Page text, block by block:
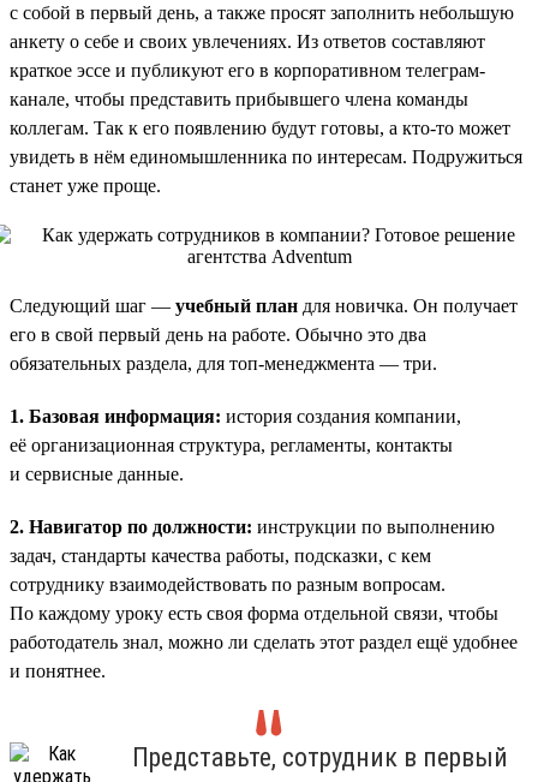
с собой в первый день, а также просят заполнить небольшую
анкету о себе и своих увлечениях. Из ответов составляют
краткое эссе и публикуют его в корпоративном телеграм-
канале, чтобы представить прибывшего члена команды
коллегам. Так к его появлению будут готовы, а кто-то может
увидеть в нём единомышленника по интересам. Подружиться
станет уже проще.
Следующий шаг — учебный план для новичка. Он получает
его в свой первый день на работе. Обычно это два
обязательных раздела, для топ-менеджмента — три.
1. Базовая информация: история создания компании,
её организационная структура, регламенты, контакты
и сервисные данные.
2. Навигатор по должности: инструкции по выполнению
задач, стандарты качества работы, подсказки, с кем
сотруднику взаимодействовать по разным вопросам.
По каждому уроку есть своя форма отдельной связи, чтобы
работодатель знал, можно ли сделать этот раздел ещё удобнее
и понятнее.
Представьте, сотрудник в первый